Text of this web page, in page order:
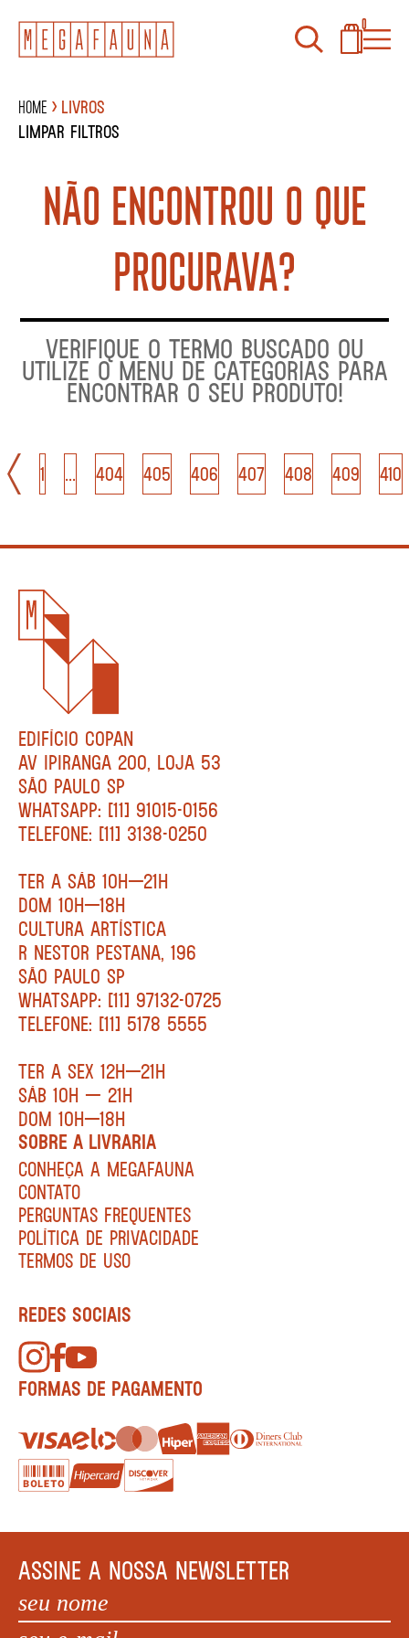
0
Home
Livros
Limpar filtros
NÃO ENCONTROU O QUE
PROCURAVA?
VERIFIQUE O TERMO BUSCADO OU
UTILIZE O MENU DE CATEGORIAS PARA
ENCONTRAR O SEU PRODUTO!
1 ... 404 405 406 407 408 409 410
EDIFÍCIO COPAN
AV IPIRANGA 200, LOJA 53
SÃO PAULO SP
WHATSAPP: [11] 91015-0156
TELEFONE: [11] 3138-0250
TER A SÁB 10H—21H
DOM 10H—18H
CULTURA ARTÍSTICA
R NESTOR PESTANA, 196
SÃO PAULO SP
WHATSAPP: [11] 97132-0725
TELEFONE: [11] 5178 5555
TER A SEX 12H—21H
SÁB 10H — 21H
DOM 10H—18H
SOBRE A LIVRARIA
CONHEÇA A MEGAFAUNA
CONTATO
PERGUNTAS FREQUENTES
POLÍTICA DE PRIVACIDADE
TERMOS DE USO
REDES SOCIAIS
FORMAS DE PAGAMENTO
ASSINE A NOSSA NEWSLETTER